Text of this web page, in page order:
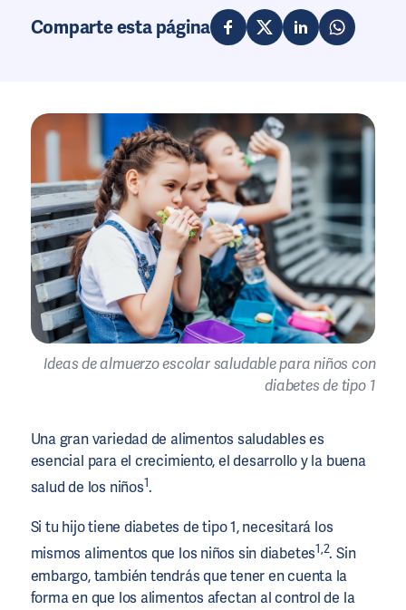
Comparte esta página
Ideas de almuerzo escolar saludable para niños con
diabetes de tipo 1
Una gran variedad de alimentos saludables es
esencial para el crecimiento, el desarrollo y la buena
salud de los niños1.
Si tu hijo tiene diabetes de tipo 1, necesitará los
mismos alimentos que los niños sin diabetes1,2. Sin
embargo, también tendrás que tener en cuenta la
forma en que los alimentos afectan al control de la